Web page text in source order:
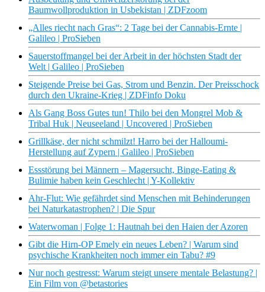
Baumwollproduktion in Usbekistan | ZDFzoom
„Alles riecht nach Gras“: 2 Tage bei der Cannabis-Ernte |
Galileo | ProSieben
Sauerstoffmangel bei der Arbeit in der höchsten Stadt der
Welt | Galileo | ProSieben
Steigende Preise bei Gas, Strom und Benzin. Der Preisschock
durch den Ukraine-Krieg | ZDFinfo Doku
Als Gang Boss Gutes tun! Thilo bei den Mongrel Mob &
Tribal Huk | Neuseeland | Uncovered | ProSieben
Grillkäse, der nicht schmilzt! Harro bei der Halloumi-
Herstellung auf Zypern | Galileo | ProSieben
Essstörung bei Männern – Magersucht, Binge-Eating &
Bulimie haben kein Geschlecht | Y-Kollektiv
Ahr-Flut: Wie gefährdet sind Menschen mit Behinderungen
bei Naturkatastrophen? | Die Spur
Waterwoman | Folge 1: Hautnah bei den Haien der Azoren
Gibt die Hirn-OP Emely ein neues Leben? | Warum sind
psychische Krankheiten noch immer ein Tabu? #9
Nur noch gestresst: Warum steigt unsere mentale Belastung? |
Ein Film von @betastories